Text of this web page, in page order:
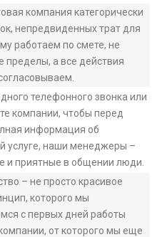
компания категорически
непредвиденных трат для
работаем по смете, не
пределы, а все действия
телефонного звонка или
компании, чтобы перед
информация об
услуге, наши менеджеры –
и приятные в общении люди.
– не просто красивое
которого мы
с первых дней работы
от которого мы еще